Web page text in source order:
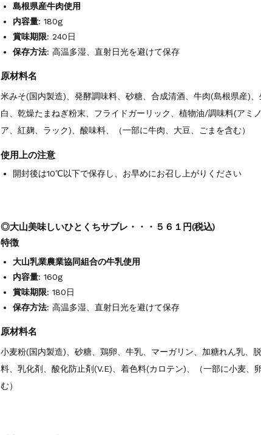
島根県産牛肉使用
内容量: 180g
賞味期限: 240日
保存方法: 高温多湿、直射日光を避けて保存
原材料名
米みそ(国内製造)、発酵調味料、砂糖、合成清酒、牛肉(島根県産)
白、乾燥たまねぎ粉末、フライドガーリック、植物油/調味料(アミ
ア、紅麹、ラック)、酸味料、（一部に牛肉、大豆、ごまを含む）
使用上の注意
開封後は10℃以下で保存し、お早めにお召し上がりください
◎大山美味しいひとくちサブレ・・・５６１円(税込)
特徴
大山乳業農業協同組合の牛乳使用
内容量: 160g
賞味期限: 180日
保存方法: 高温多湿、直射日光を避けて保存
原材料名
小麦粉(国内製造)、砂糖、鶏卵、牛乳、マーガリン、加糖れん乳、
料、乳化剤、酸化防止剤(V.E)、着色料(カロテン)、（一部に小麦、
む）